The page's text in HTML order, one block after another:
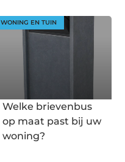
WONING EN TUIN
Welke brievenbus
op maat past bij uw
woning?